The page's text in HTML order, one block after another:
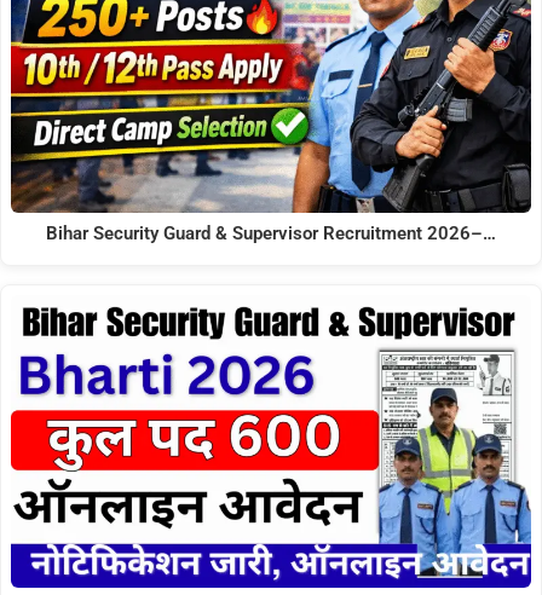
Bihar Security Guard & Supervisor Recruitment 2026–…